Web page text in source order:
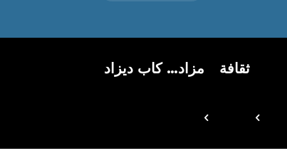
ثقافة مزاد… كاب ديزاد